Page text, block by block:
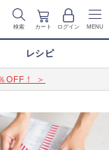
検索 カート ログイン MENU
レシピ
OFF！ ＞